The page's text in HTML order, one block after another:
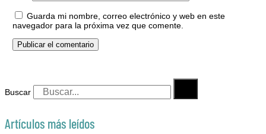
Guarda mi nombre, correo electrónico y web en este
navegador para la próxima vez que comente.
Buscar
Artículos más leídos